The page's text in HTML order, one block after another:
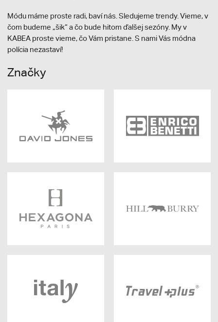
Módu máme proste radi, baví nás. Sledujeme trendy. Vieme, v
čom budeme „šik“ a čo bude hitom ďalšej sezóny. My v
KABEA proste vieme, čo Vám pristane. S nami Vás módna
polícia nezastaví!
Značky